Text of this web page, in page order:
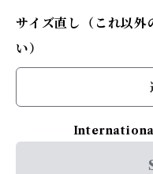
サイズ直し（これ以外
い）